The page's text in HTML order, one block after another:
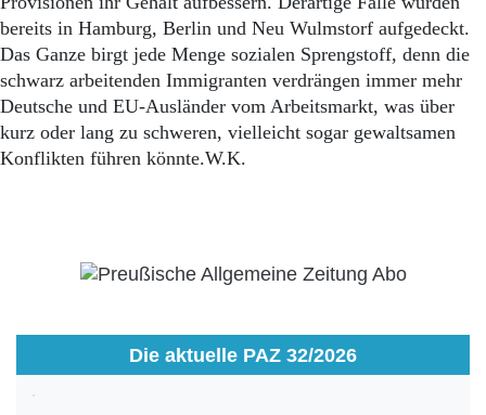
bereits in Hamburg, Berlin und Neu Wulmstorf aufgedeckt.
Das Ganze birgt jede Menge sozialen Sprengstoff, denn die
schwarz arbeitenden Immigranten verdrängen immer mehr
Deutsche und EU-Ausländer vom Arbeitsmarkt, was über
kurz oder lang zu schweren, vielleicht sogar gewaltsamen
Konflikten führen könnte.W.K.
Die aktuelle PAZ 32/2026